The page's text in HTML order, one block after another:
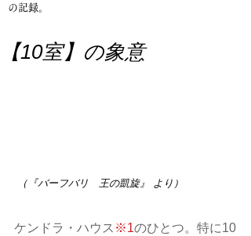
の記録。
【10室】の象意
（『バーフバリ　王の凱旋』 より）
ケンドラ・ハウス ※1のひとつ。特に10